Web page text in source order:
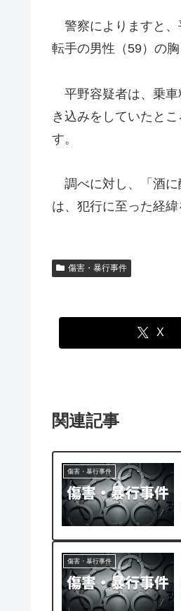
警察によりますと、
転手の男性（59）の
平野容疑者は、乗車
き込みをしていたと
す。
調べに対し、「酒に
は、犯行に至った経緯
傷害・暴行事件
X
関連記事
傷害・暴行事件
傷害・暴行事件